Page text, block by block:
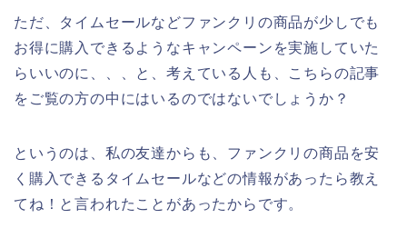
ただ、タイムセールなどファンクリの商品が少しでも
お得に購入できるようなキャンペーンを実施していた
らいいのに、、、と、考えている人も、こちらの記事
をご覧の方の中にはいるのではないでしょうか？
というのは、私の友達からも、ファンクリの商品を安
く購入できるタイムセールなどの情報があったら教え
てね！と言われたことがあったからです。